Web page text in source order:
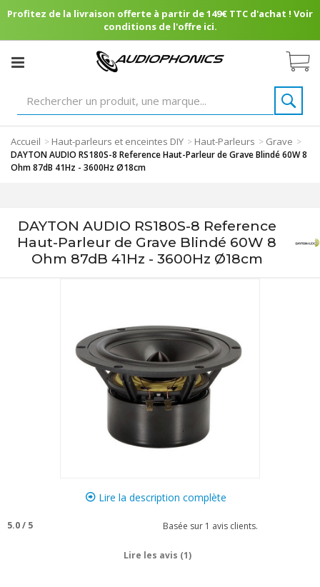
Profitez de la livraison offerte à partir de 149€ TTC d'achat ! Voir
conditions de l'offre ici.
Accueil > Haut-parleurs et enceintes DIY > Haut-Parleurs > Grave >
DAYTON AUDIO RS180S-8 Reference Haut-Parleur de Grave Blindé 60W 8
Ohm 87dB 41Hz - 3600Hz Ø18cm
DAYTON AUDIO RS180S-8 Reference
Haut-Parleur de Grave Blindé 60W 8
Ohm 87dB 41Hz - 3600Hz Ø18cm
Lire la description complète
5.0/ 5 Basée sur 1 avis clients.
Lire les avis (1)